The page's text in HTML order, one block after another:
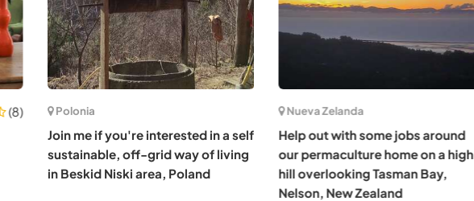
(8)
Polonia
Join me if you're interested in a self
sustainable, off-grid way of living
in Beskid Niski area, Poland
Nueva Zelanda
Help out with some jobs around
our permaculture home on a high
hill overlooking Tasman Bay,
Nelson, New Zealand